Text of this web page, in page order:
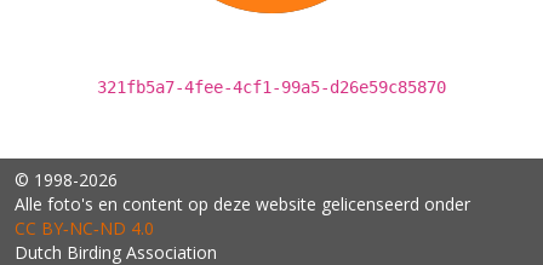
321fb5a7-4fee-4cf1-99a5-d26e59c85870
© 1998-2026
Alle foto's en content op deze website gelicenseerd onder
CC BY‑NC‑ND 4.0
Dutch Birding Association